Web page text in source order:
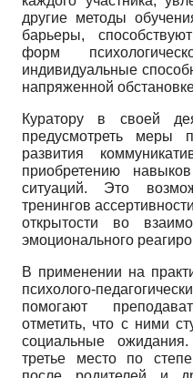
другие методы
барьеры,
форм
индивидуальные
напряженной
Куратору в своей
предусмотреть меры
развития
приобретению
ситуаций. Это
тренингов
открытости во
эмоционального
В применении на
психолого-
помогают
отметить, что с ними
социальные
третье место по